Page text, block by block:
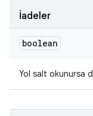
İadeler
boolean
Yol salt okunursa